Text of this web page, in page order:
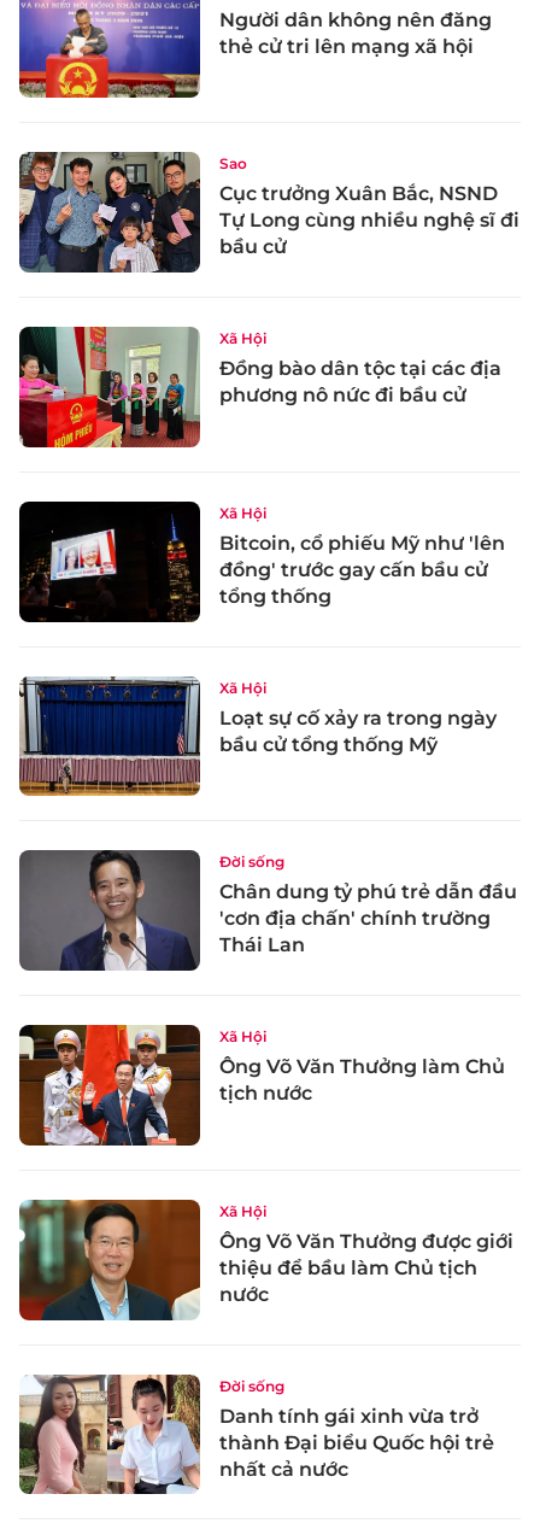
Người dân không nên đăng
thẻ cử tri lên mạng xã hội
Sao
Cục trưởng Xuân Bắc, NSND
Tự Long cùng nhiều nghệ sĩ đi
bầu cử
Xã Hội
Đồng bào dân tộc tại các địa
phương nô nức đi bầu cử
Xã Hội
Bitcoin, cổ phiếu Mỹ như 'lên
đồng' trước gay cấn bầu cử
tổng thống
Xã Hội
Loạt sự cố xảy ra trong ngày
bầu cử tổng thống Mỹ
Đời sống
Chân dung tỷ phú trẻ dẫn đầu
'cơn địa chấn' chính trường
Thái Lan
Xã Hội
Ông Võ Văn Thưởng làm Chủ
tịch nước
Xã Hội
Ông Võ Văn Thưởng được giới
thiệu để bầu làm Chủ tịch
nước
Đời sống
Danh tính gái xinh vừa trở
thành Đại biểu Quốc hội trẻ
nhất cả nước